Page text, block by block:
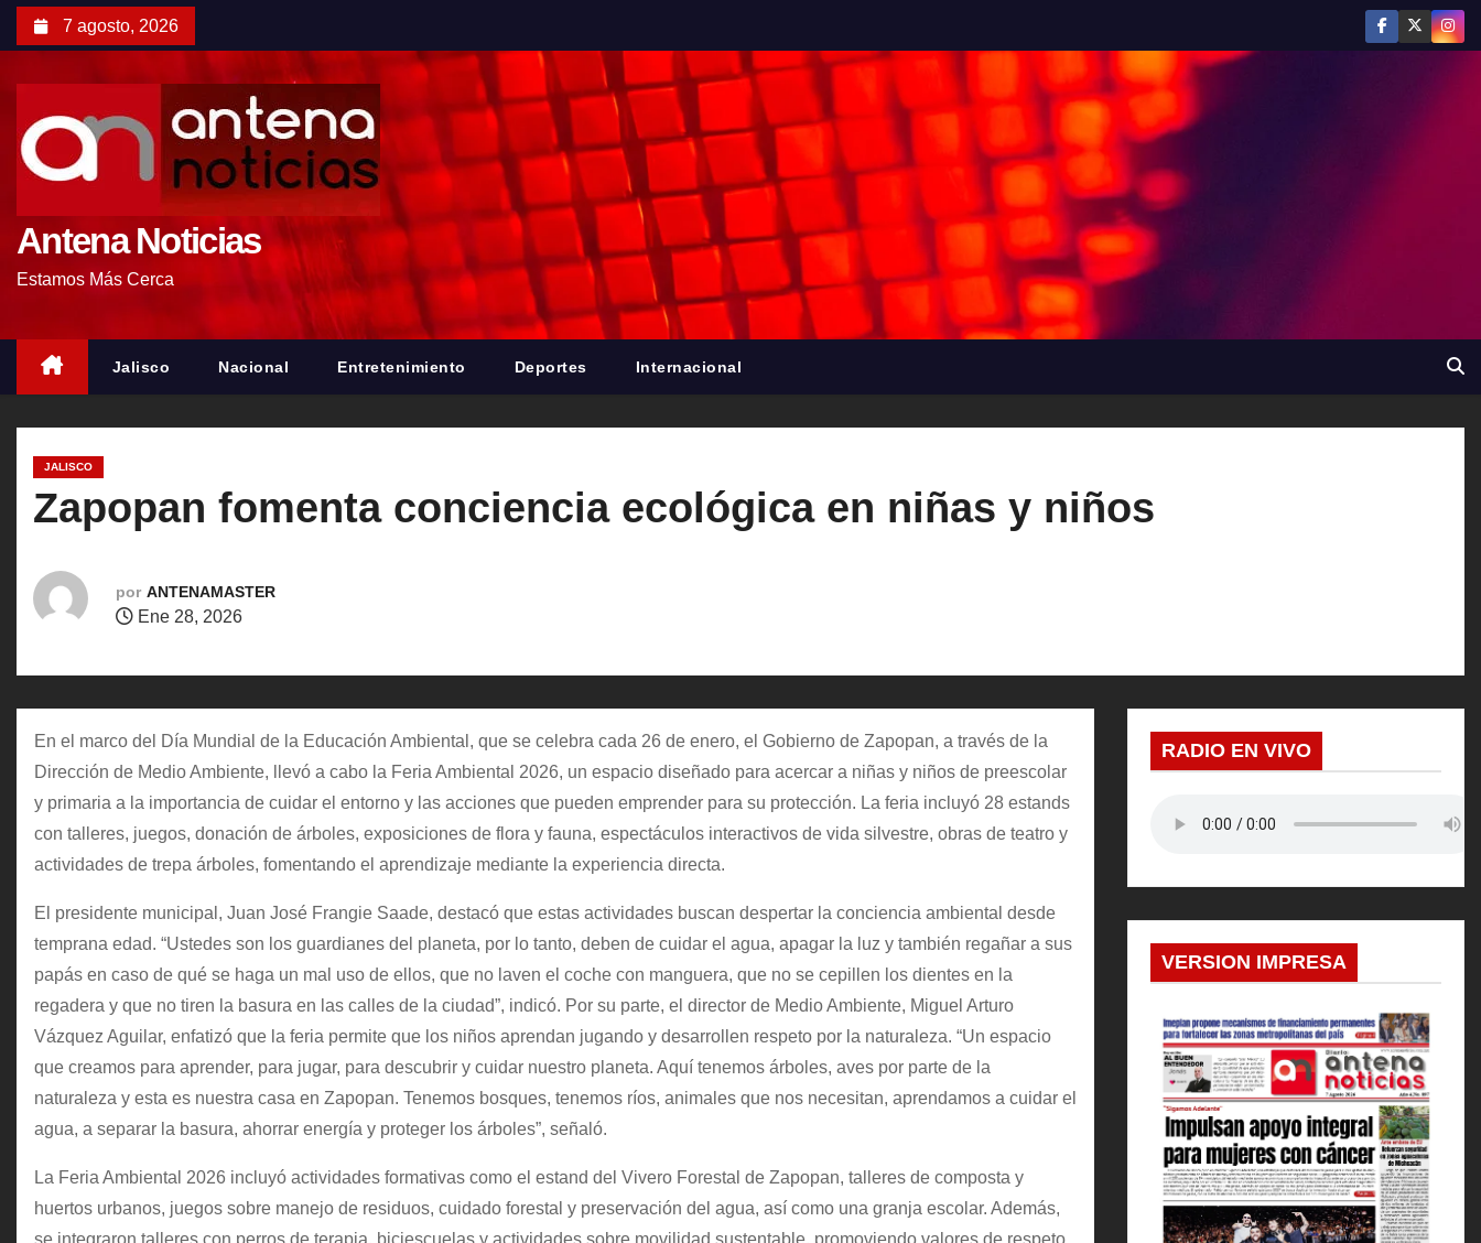
7 agosto, 2026
Antena Noticias
Estamos Más Cerca
Jalisco Nacional Entretenimiento Deportes Internacional
JALISCO
Zapopan fomenta conciencia ecológica en niñas y niños
por ANTENAMASTER
Ene 28, 2026
En el marco del Día Mundial de la Educación Ambiental, que se celebra cada 26 de enero, el Gobierno de Zapopan, a través de la
Dirección de Medio Ambiente, llevó a cabo la Feria Ambiental 2026, un espacio diseñado para acercar a niñas y niños de preescolar
y primaria a la importancia de cuidar el entorno y las acciones que pueden emprender para su protección. La feria incluyó 28 estands
con talleres, juegos, donación de árboles, exposiciones de flora y fauna, espectáculos interactivos de vida silvestre, obras de teatro y
actividades de trepa árboles, fomentando el aprendizaje mediante la experiencia directa.
El presidente municipal, Juan José Frangie Saade, destacó que estas actividades buscan despertar la conciencia ambiental desde
temprana edad. “Ustedes son los guardianes del planeta, por lo tanto, deben de cuidar el agua, apagar la luz y también regañar a sus
papás en caso de qué se haga un mal uso de ellos, que no laven el coche con manguera, que no se cepillen los dientes en la
regadera y que no tiren la basura en las calles de la ciudad”, indicó. Por su parte, el director de Medio Ambiente, Miguel Arturo
Vázquez Aguilar, enfatizó que la feria permite que los niños aprendan jugando y desarrollen respeto por la naturaleza. “Un espacio
que creamos para aprender, para jugar, para descubrir y cuidar nuestro planeta. Aquí tenemos árboles, aves por parte de la
naturaleza y esta es nuestra casa en Zapopan. Tenemos bosques, tenemos ríos, animales que nos necesitan, aprendamos a cuidar el
agua, a separar la basura, ahorrar energía y proteger los árboles”, señaló.
La Feria Ambiental 2026 incluyó actividades formativas como el estand del Vivero Forestal de Zapopan, talleres de composta y
huertos urbanos, juegos sobre manejo de residuos, cuidado forestal y preservación del agua, así como una granja escolar. Además,
se integraron talleres con perros de terapia, biciescuelas y actividades sobre movilidad sustentable, promoviendo valores de respeto
RADIO EN VIVO
VERSION IMPRESA